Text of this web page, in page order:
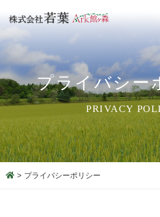
プライバシー
PRIVACY
> プライバシーポリシー